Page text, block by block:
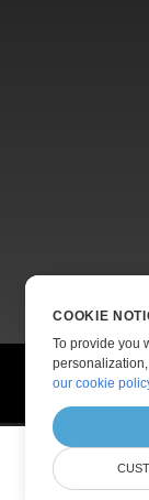
©
COOKIE
To provide you
our cookie